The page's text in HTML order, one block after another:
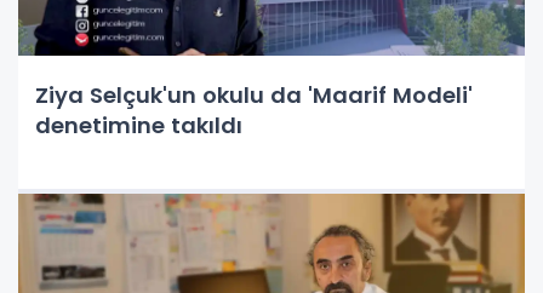
Ziya Selçuk'un okulu da 'Maarif Modeli'
denetimine takıldı